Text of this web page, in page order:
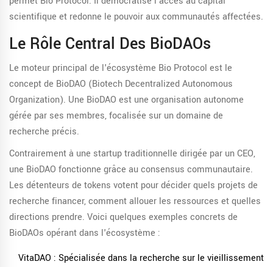
scientifique et redonne le pouvoir aux communautés affectées.
Le Rôle Central Des BioDAOs
Le moteur principal de l'écosystème Bio Protocol est le
concept de BioDAO (Biotech Decentralized Autonomous
Organization). Une BioDAO est une organisation autonome
gérée par ses membres, focalisée sur un domaine de
recherche précis.
Contrairement à une startup traditionnelle dirigée par un CEO,
une BioDAO fonctionne grâce au consensus communautaire.
Les détenteurs de tokens votent pour décider quels projets de
recherche financer, comment allouer les ressources et quelles
directions prendre. Voici quelques exemples concrets de
BioDAOs opérant dans l'écosystème :
VitaDAO : Spécialisée dans la recherche sur le vieillissement